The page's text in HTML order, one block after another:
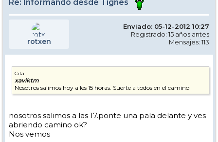
Re: Informando desde Tignes
rotxen
Enviado: 05-12-2012 10:27
Registrado: 15 años antes
Mensajes: 113
Cita
xaviktm
Nosotros salimos hoy a les 15 horas. Suerte a todos en el camino
nosotros salimos a las 17.ponte una pala delante y ves
abriendo camino ok?
Nos vemos